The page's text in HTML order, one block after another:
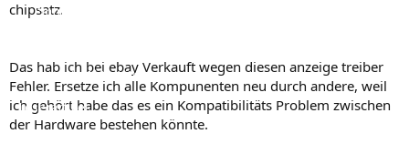
Empfohlene Inhalte
Neueste Aktivitäten
Leserartikel
chipsatz.
Das hab ich bei ebay Verkauft wegen diesen anzeige treiber
Fehler. Ersetze ich alle Kompunenten neu durch andere, weil
ich gehört habe das es ein Kompatibilitäts Problem zwischen
der Hardware bestehen könnte.